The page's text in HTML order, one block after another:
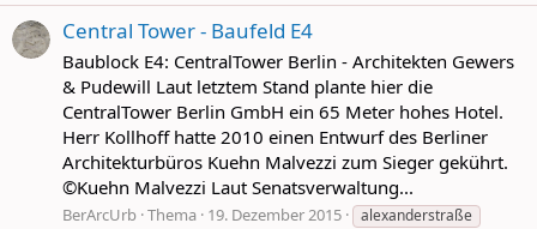
Central Tower - Baufeld E4
Baublock E4: CentralTower Berlin - Architekten Gewers
& Pudewill Laut letztem Stand plante hier die
CentralTower Berlin GmbH ein 65 Meter hohes Hotel.
Herr Kollhoff hatte 2010 einen Entwurf des Berliner
Architekturbüros Kuehn Malvezzi zum Sieger gekührt.
©Kuehn Malvezzi Laut Senatsverwaltung...
BerArcUrb Thema 19. Dezember 2015
alexanderstraße